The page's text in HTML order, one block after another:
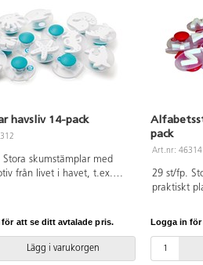
havsliv 14-pack
Stora skumstämplar med
från livet i havet, t.ex.
att se ditt avtalade pris.
Lägg i varukorgen
pack
Art.nr: 46314
29 st/fp.
praktiskt
Av
3 år.
Logga in